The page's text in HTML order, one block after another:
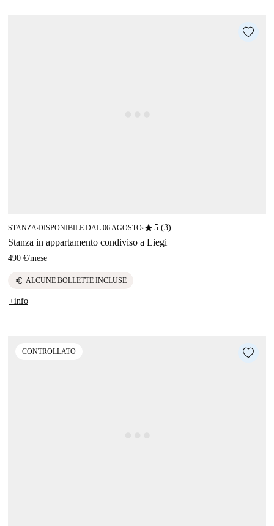
STANZA■DISPONIBILE DAL 06 AGOSTO■star5 (3)
Stanza in appartamento condiviso a Liegi
490 €/mese
euro ALCUNE BOLLETTE INCLUSE
+info
CONTROLLATO